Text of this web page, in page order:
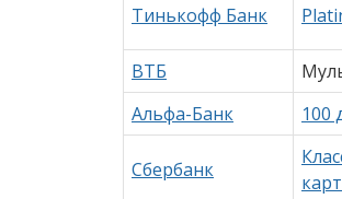
Тинькофф Банк
ВТБ
Альфа-Банк
100
Сбербанк